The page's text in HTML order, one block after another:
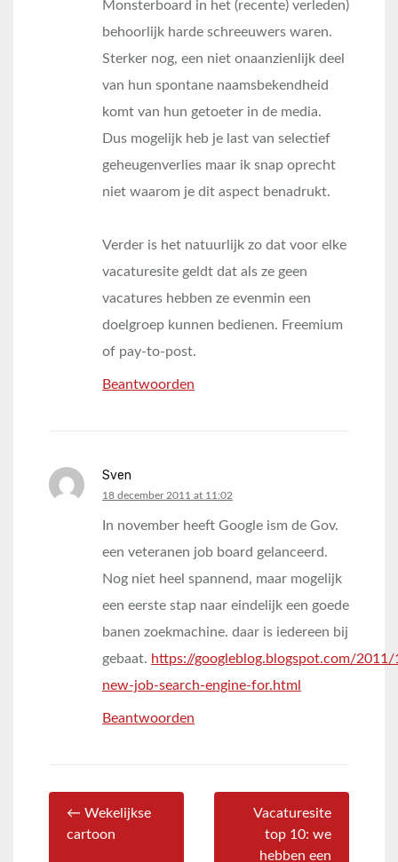
Monsterboard in het (recente) verleden)
behoorlijk harde schreeuwers waren.
Sterker nog, een niet onaanzienlijk deel
van hun spontane naamsbekendheid
komt van hun getoeter in de media.
Dus mogelijk heb je last van selectief
geheugenverlies maar ik snap oprecht
niet waarom je dit aspect benadrukt.
Verder is het natuurlijk zo dat voor elke
vacaturesite geldt dat als ze geen
vacatures hebben ze evenmin een
doelgroep kunnen bedienen. Freemium
of pay-to-post.
Beantwoorden
Sven
says:
18 december 2011 at 11:02
In november heeft Google ism de Gov.
een veteranen job board gelanceerd.
Nog niet heel spannend, maar mogelijk
een eerste stap naar eindelijk een goede
banen zoekmachine. daar is iedereen bij
gebaat. https://googleblog.blogspot.com/
new-job-search-engine-for.html
Beantwoorden
← Wekelijkse
cartoon
Vacaturesite
top 10: we
hebben een